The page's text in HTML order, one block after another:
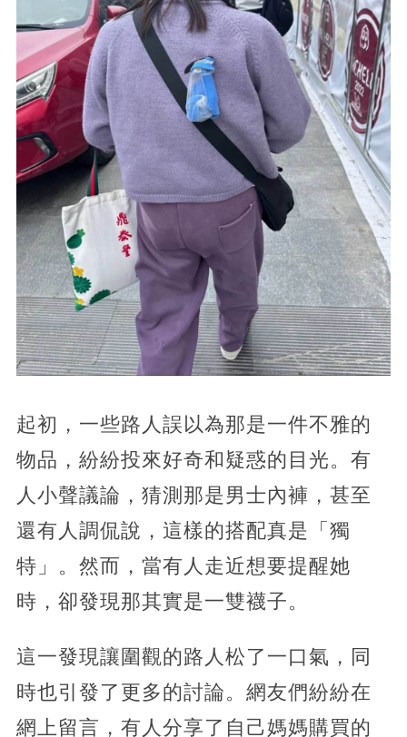
起初，一些路人誤以為那是一件不雅的
物品，紛紛投來好奇和疑惑的目光。有
人小聲議論，猜測那是男士內褲，甚至
還有人調侃說，這樣的搭配真是「獨
特」。然而，當有人走近想要提醒她
時，卻發現那其實是一雙襪子。
這一發現讓圍觀的路人松了一口氣，同
時也引發了更多的討論。網友們紛紛在
網上留言，有人分享了自己媽媽購買的